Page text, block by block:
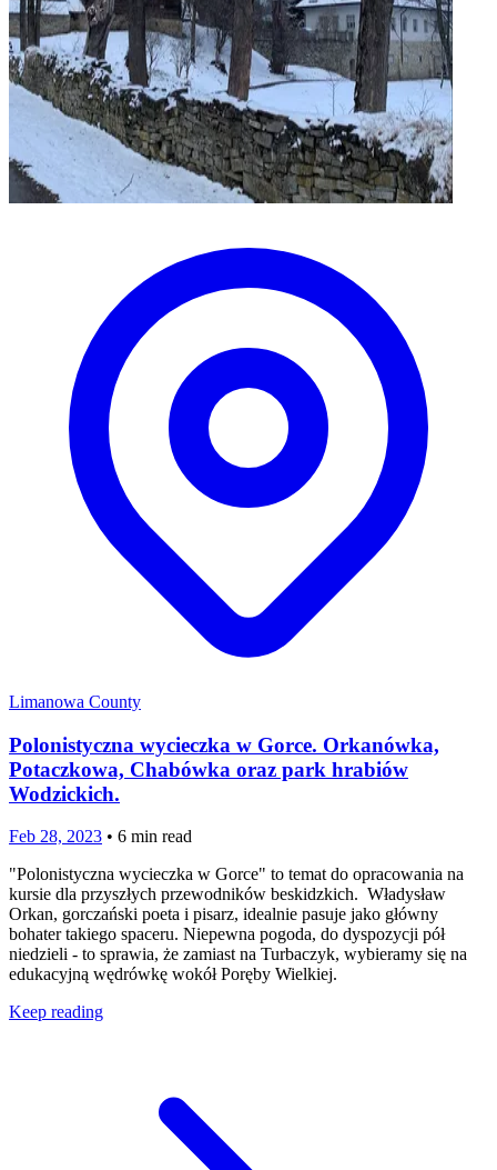
Limanowa County
Polonistyczna wycieczka w Gorce. Orkanówka,
Potaczkowa, Chabówka oraz park hrabiów
Wodzickich.
Feb 28, 2023 • 6 min read
"Polonistyczna wycieczka w Gorce" to temat do opracowania na
kursie dla przyszłych przewodników beskidzkich. Władysław
Orkan, gorczański poeta i pisarz, idealnie pasuje jako główny
bohater takiego spaceru. Niepewna pogoda, do dyspozycji pół
niedzieli - to sprawia, że zamiast na Turbaczyk, wybieramy się na
edukacyjną wędrówkę wokół Poręby Wielkiej.
Keep reading